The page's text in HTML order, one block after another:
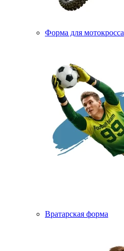
Форма для мотокросса
Вратарская форма